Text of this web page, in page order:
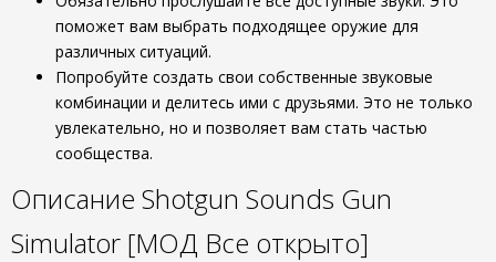
поможет вам выбрать подходящее оружие для
различных ситуаций.
Попробуйте создать свои собственные звуковые
комбинации и делитесь ими с друзьями. Это не только
увлекательно, но и позволяет вам стать частью
сообщества.
Описание Shotgun Sounds Gun
Simulator [МОД Все открыто]